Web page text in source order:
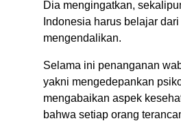
Dia mengingatkan,
Indonesia harus belajar
mengendalikan.
Selama ini penanganan
yakni mengedepankan
mengabaikan aspek
bahwa setiap orang